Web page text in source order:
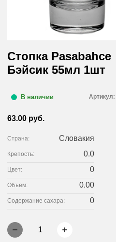
Стопка Pasabahce
Бэйсик 55мл 1шт
В наличии Артикул:
63.00 руб.
Страна: Словакия
Крепость: 0.0
Цвет: 0
Объем: 0.00
Содержание сахара: 0
1